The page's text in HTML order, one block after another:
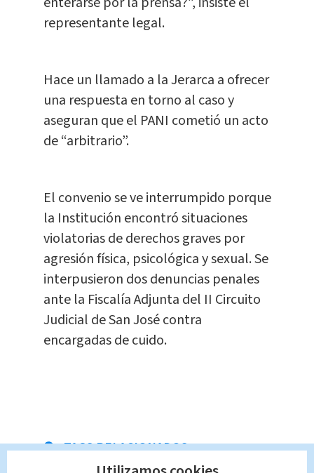
representante legal.
Hace un llamado a la Jerarca a ofrecer
una respuesta en torno al caso y
aseguran que el PANI cometió un acto
de “arbitrario”.
El convenio se ve interrumpido porque
la Institución encontró situaciones
violatorias de derechos graves por
agresión física, psicológica y sexual. Se
interpusieron dos denuncias penales
ante la Fiscalía Adjunta del II Circuito
Judicial de San José contra
encargadas de cuido.
TAGS RELACIONADOS: